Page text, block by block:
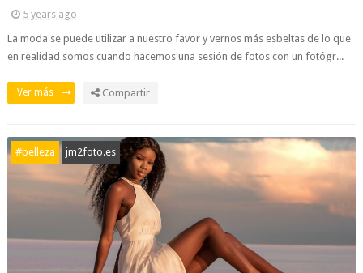
5 years ago
La moda se puede utilizar a nuestro favor y vernos más esbeltas de lo que
en realidad somos cuando hacemos una sesión de fotos con un fotógr...
Ver más Compartir
#belleza jm2foto.es